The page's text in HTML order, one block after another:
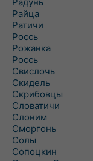
Райца
Ратичи
Роcсь
Рожанка
Россь
Свислочь
Скидель
Скрибовцы
Словатичи
Слоним
Сморгонь
Солы
Сопоцкин